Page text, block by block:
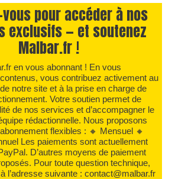
pour accéder à nos
exclusifs — et soutenez
Malbar.fr !
en vous abonnant ! En vous
vous contribuez activement au
notre site et à la prise en charge de
Votre soutien permet de
de nos services et d’accompagner le
rédactionnelle. Nous proposons
flexibles : 🔸 Mensuel 🔸
Les paiements sont actuellement
D’autres moyens de paiement
Pour toute question technique,
l’adresse suivante : contact@malbar.fr